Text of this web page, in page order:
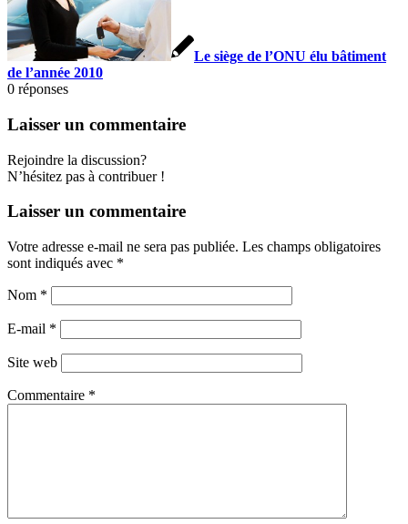
Le siège de l’ONU élu bâtiment
de l’année 2010
0 réponses
Laisser un commentaire
Rejoindre la discussion?
N’hésitez pas à contribuer !
Laisser un commentaire
Votre adresse e-mail ne sera pas publiée. Les champs obligatoires
sont indiqués avec *
Nom *
E-mail *
Site web
Commentaire *